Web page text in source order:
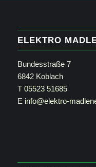
ELEKTRO
Bundesstraße 7
6842 Koblach
T 05523 51685
E info@elektro-